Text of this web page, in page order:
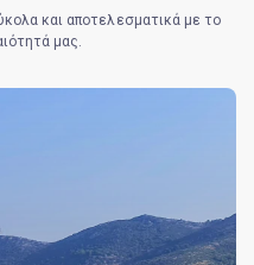
και αποτελεσματικά με το
μας.